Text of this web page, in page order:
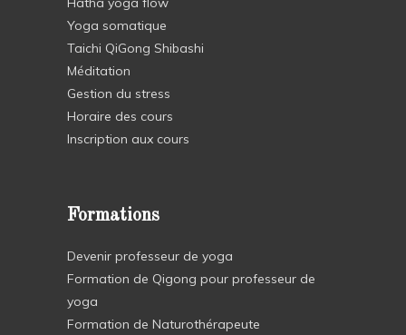
Yoga somatique
Taichi QiGong Shibashi
Méditation
Gestion du stress
Horaire des cours
Inscription aux cours
Formations
Devenir professeur de yoga
Formation de Qigong pour professeur de
yoga
Formation de Naturothérapeute